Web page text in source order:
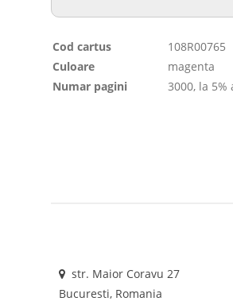
Cod cartus
108R00765
Culoare
magenta
Numar pagini
3000, la 5%
str. Maior Coravu 27
Bucuresti, Romania